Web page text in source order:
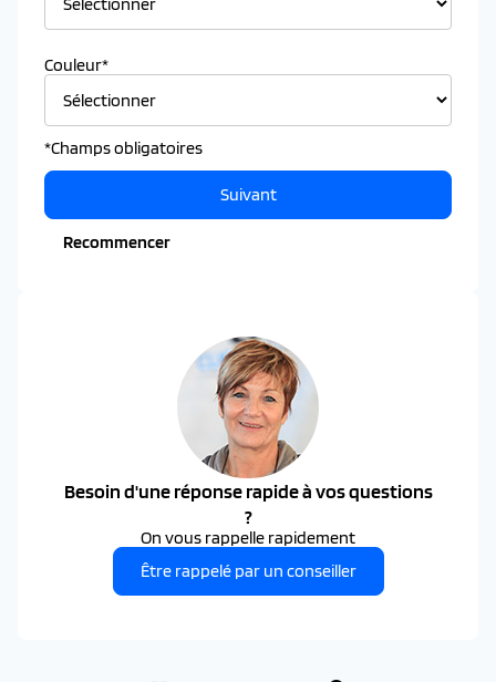
Couleur*
*Champs obligatoires
Recommencer
Suivant
Besoin d'une réponse rapide à vos questions
?
On vous rappelle rapidement
Être rappelé par un conseiller